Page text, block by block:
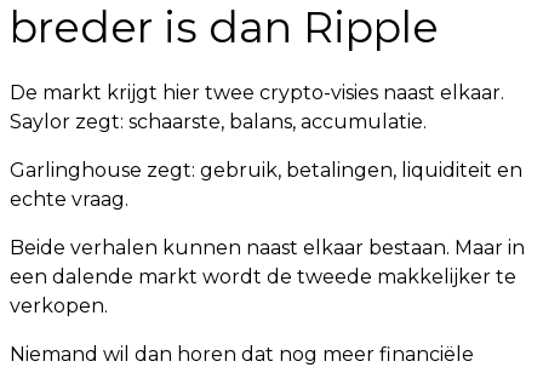
breder is dan Ripple
De markt krijgt hier twee crypto-visies naast elkaar.
Saylor zegt: schaarste, balans, accumulatie.
Garlinghouse zegt: gebruik, betalingen, liquiditeit en
echte vraag.
Beide verhalen kunnen naast elkaar bestaan. Maar in
een dalende markt wordt de tweede makkelijker te
verkopen.
Niemand wil dan horen dat nog meer financiële